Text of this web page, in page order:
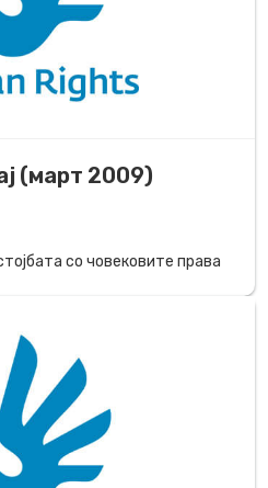
(март 2009)
со човековите права